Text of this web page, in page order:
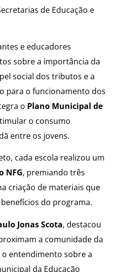
de Educação e
e educadores
sobre a importância da
social dos tributos e a
para o funcionamento dos
o Plano Municipal de
o consumo
entre os jovens.
cada escola realizou um
NFG, premiando três
criação de materiais que
do programa.
Jonas Scota, destacou
a comunidade da
entendimento sobre a
da Educação